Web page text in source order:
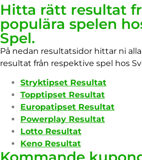
Hitta rätt resultat
populära spelen
Spel.
På nedan resultatsidor hittar ni
resultat från respektive spel hos
Stryktipset Resultat
Topptipset Resultat
Europatipset Resultat
Powerplay Resultat
Lotto Resultat
Keno Resultat